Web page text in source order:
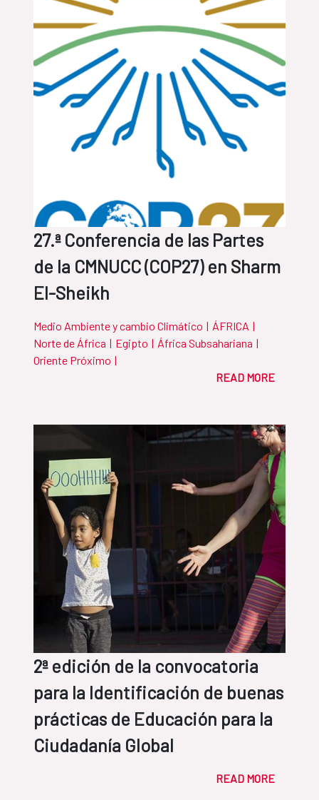
27.ª Conferencia de las Partes
de la CMNUCC (COP27) en Sharm
El-Sheikh
Medio Ambiente y cambio Climático | ÁFRICA |
Norte de África | Egipto | África Subsahariana |
Oriente Próximo |
READ MORE
2ª edición de la convocatoria
para la Identificación de buenas
prácticas de Educación para la
Ciudadanía Global
READ MORE